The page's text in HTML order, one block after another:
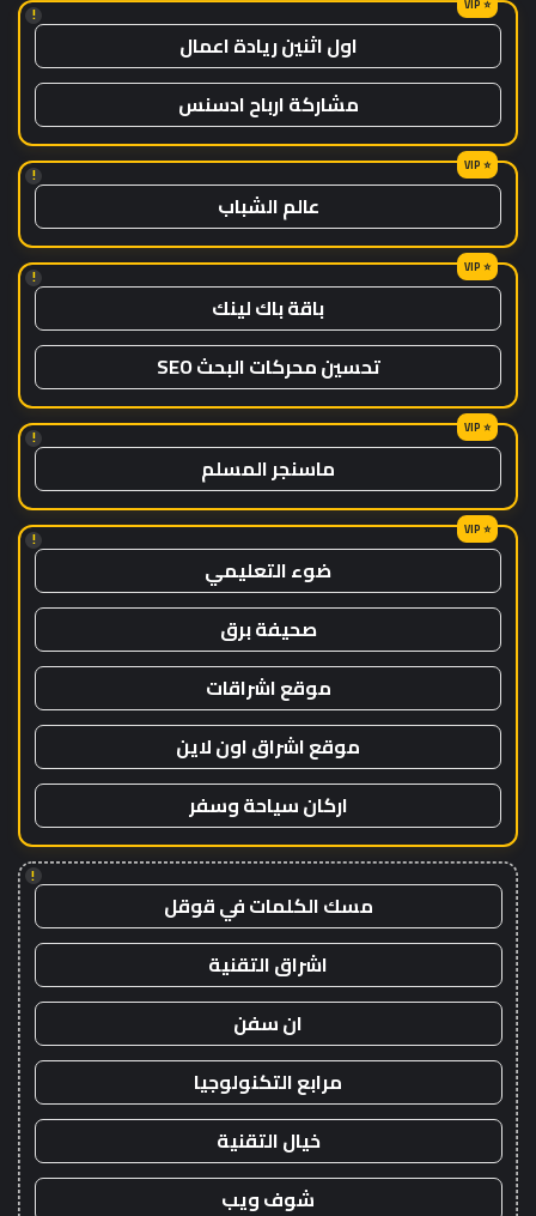
!
اول اثنين ريادة اعمال
مشاركة ارباح ادسنس
!
عالم الشباب
!
باقة باك لينك
تحسين محركات البحث SEO
!
ماسنجر المسلم
!
ضوء التعليمي
صحيفة برق
موقع اشراقات
موقع اشراق اون لاين
اركان سياحة وسفر
!
مسك الكلمات في قوقل
اشراق التقنية
ان سفن
مرابع التكنولوجيا
خيال التقنية
شوف ويب